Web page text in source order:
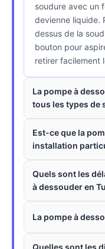
soudure avec un
devienne liquide.
dessus de la
bouton pour
retirer facilement
La pompe à
tous les types de
Est-ce que la
installation
Quels sont les
à dessouder en
La pompe à
Quelles sont les